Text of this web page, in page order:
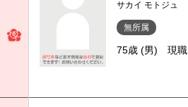
サカイ モトジュ
無所属
75歳 (男) 現職